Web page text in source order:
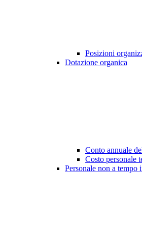
Posizioni
Dotazione organica
Conto annuale
Costo personale
Personale non a tempo